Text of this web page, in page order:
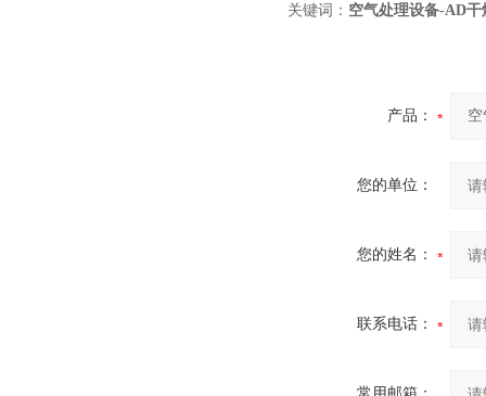
关键词： 空气处理设备-AD
产品：
您的单位：
您的姓名：
联系电话：